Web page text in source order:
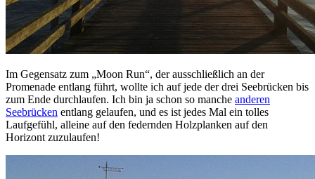
Im Gegensatz zum „Moon Run“, der ausschließlich an der
Promenade entlang führt, wollte ich auf jede der drei Seebrücken bis
zum Ende durchlaufen. Ich bin ja schon so manche anderen
Seebrücken entlang gelaufen, und es ist jedes Mal ein tolles
Laufgefühl, alleine auf den federnden Holzplanken auf den
Horizont zuzulaufen!